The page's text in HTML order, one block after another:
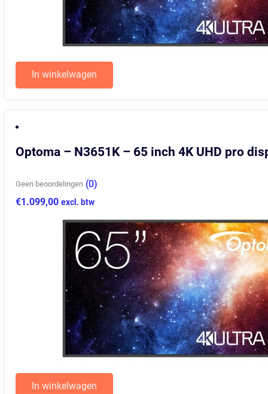
In winkelwagen
Optoma – N3651K – 65 inch 4K UHD pro
Geen beoordelingen (0)
€1.099,00 excl. btw
In winkelwagen